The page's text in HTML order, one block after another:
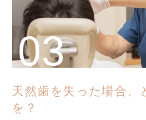
天然歯を失った場合、
を？